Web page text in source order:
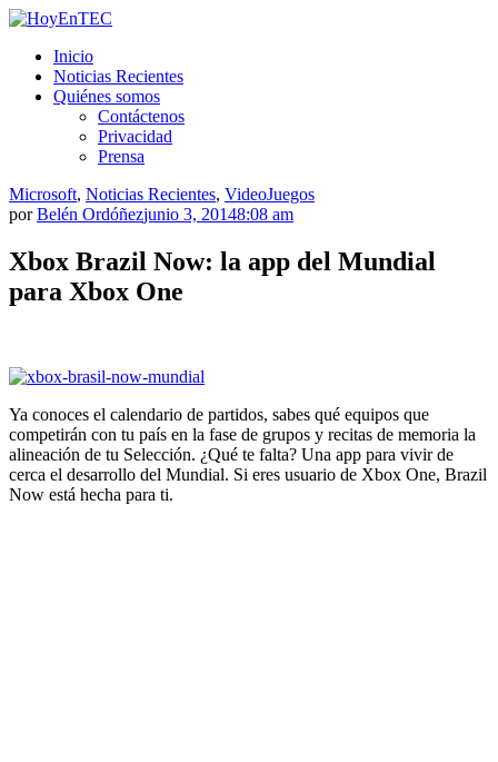
Saltar
contenido.
Inicio
Noticias Recientes
Quiénes somos
Contáctenos
Privacidad
Prensa
Microsoft, Noticias Recientes, VideoJuegos
porBelén Ordóñezjunio 3, 20148:08 am
Xbox Brazil Now: la app del Mundial
para Xbox One
Ya conoces el calendario de partidos, sabes qué equipos que
competirán con tu país en la fase de grupos y recitas de memoria la
alineación de tu Selección. ¿Qué te falta? Una app para vivir de
cerca el desarrollo del Mundial. Si eres usuario de Xbox One, Brazil
Now está hecha para ti.